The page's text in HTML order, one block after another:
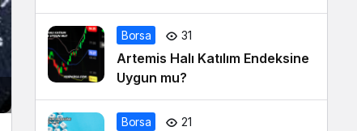
Borsa 31
Artemis Halı Katılım Endeksine
Uygun mu?
Borsa 21